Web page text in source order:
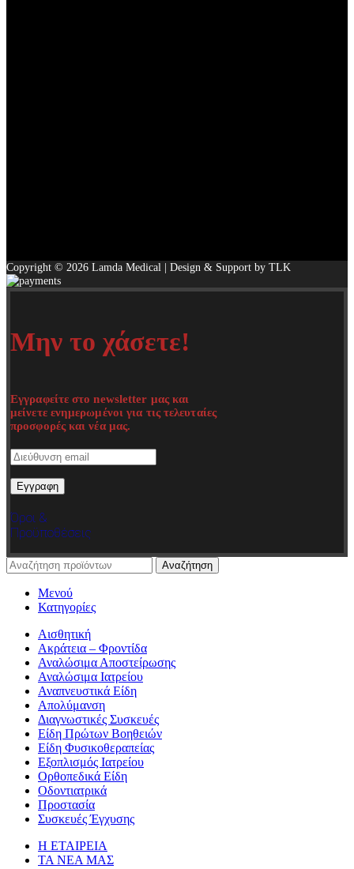
Copyright © 2026 Lamda Medical | Design & Support by TLK
Μην το χάσετε!
Εγγραφείτε στο newsletter μας και
μείνετε ενημερωμένοι για τις τελευταίες
προσφορές και νέα μας.
Όροι &
Προϋποθέσεις
Αναζήτηση
Μενού
Κατηγορίες
Αισθητική
Ακράτεια – Φροντίδα
Αναλώσιμα Αποστείρωσης
Αναλώσιμα Ιατρείου
Αναπνευστικά Είδη
Απολύμανση
Διαγνωστικές Συσκευές
Είδη Πρώτων Βοηθειών
Είδη Φυσικοθεραπείας
Εξοπλισμός Ιατρείου
Ορθοπεδικά Είδη
Οδοντιατρικά
Προστασία
Συσκευές Έγχυσης
Η ΕΤΑΙΡΕΙΑ
ΤΑ ΝΕΑ ΜΑΣ